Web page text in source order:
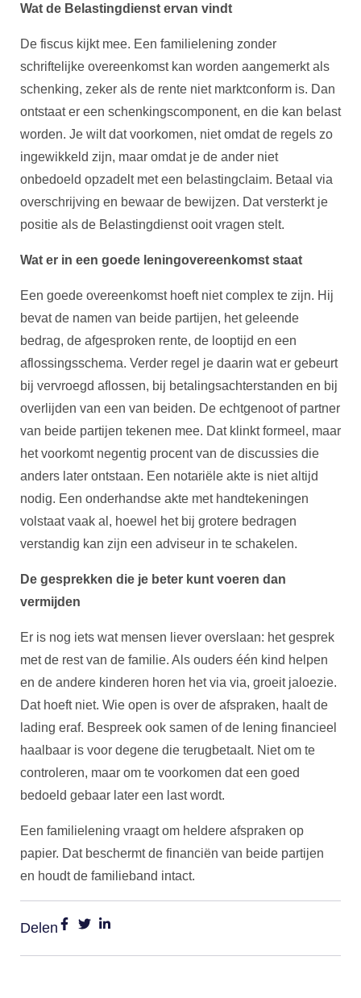
Wat de Belastingdienst ervan vindt
De fiscus kijkt mee. Een familielening zonder
schriftelijke overeenkomst kan worden aangemerkt als
schenking, zeker als de rente niet marktconform is. Dan
ontstaat er een schenkingscomponent, en die kan belast
worden. Je wilt dat voorkomen, niet omdat de regels zo
ingewikkeld zijn, maar omdat je de ander niet
onbedoeld opzadelt met een belastingclaim. Betaal via
overschrijving en bewaar de bewijzen. Dat versterkt je
positie als de Belastingdienst ooit vragen stelt.
Wat er in een goede leningovereenkomst staat
Een goede overeenkomst hoeft niet complex te zijn. Hij
bevat de namen van beide partijen, het geleende
bedrag, de afgesproken rente, de looptijd en een
aflossingsschema. Verder regel je daarin wat er gebeurt
bij vervroegd aflossen, bij betalingsachterstanden en bij
overlijden van een van beiden. De echtgenoot of partner
van beide partijen tekenen mee. Dat klinkt formeel, maar
het voorkomt negentig procent van de discussies die
anders later ontstaan. Een notariële akte is niet altijd
nodig. Een onderhandse akte met handtekeningen
volstaat vaak al, hoewel het bij grotere bedragen
verstandig kan zijn een adviseur in te schakelen.
De gesprekken die je beter kunt voeren dan
vermijden
Er is nog iets wat mensen liever overslaan: het gesprek
met de rest van de familie. Als ouders één kind helpen
en de andere kinderen horen het via via, groeit jaloezie.
Dat hoeft niet. Wie open is over de afspraken, haalt de
lading eraf. Bespreek ook samen of de lening financieel
haalbaar is voor degene die terugbetaalt. Niet om te
controleren, maar om te voorkomen dat een goed
bedoeld gebaar later een last wordt.
Een familielening vraagt om heldere afspraken op
papier. Dat beschermt de financiën van beide partijen
en houdt de familieband intact.
Delen